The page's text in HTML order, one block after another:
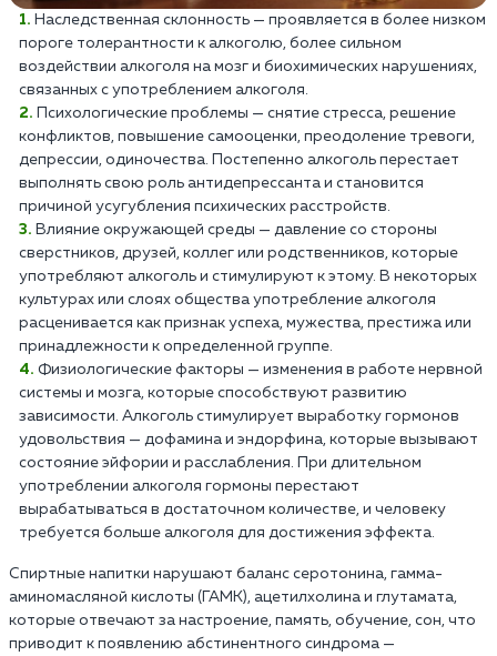
Наследственная склонность — проявляется в более низком
пороге толерантности к алкоголю, более сильном
воздействии алкоголя на мозг и биохимических нарушениях,
связанных с употреблением алкоголя.
Психологические проблемы — снятие стресса, решение
конфликтов, повышение самооценки, преодоление тревоги,
депрессии, одиночества. Постепенно алкоголь перестает
выполнять свою роль антидепрессанта и становится
причиной усугубления психических расстройств.
Влияние окружающей среды — давление со стороны
сверстников, друзей, коллег или родственников, которые
употребляют алкоголь и стимулируют к этому. В некоторых
культурах или слоях общества употребление алкоголя
расценивается как признак успеха, мужества, престижа или
принадлежности к определенной группе.
Физиологические факторы — изменения в работе нервной
системы и мозга, которые способствуют развитию
зависимости. Алкоголь стимулирует выработку гормонов
удовольствия — дофамина и эндорфина, которые вызывают
состояние эйфории и расслабления. При длительном
употреблении алкоголя гормоны перестают
вырабатываться в достаточном количестве, и человеку
требуется больше алкоголя для достижения эффекта.
Спиртные напитки нарушают баланс серотонина, гамма-
аминомасляной кислоты (ГАМК), ацетилхолина и глутамата,
которые отвечают за настроение, память, обучение, сон, что
приводит к появлению абстинентного синдрома —